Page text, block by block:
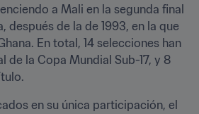
a Mali en la segunda final
después de la de 1993, en la que
En total, 14 selecciones han
de la Copa Mundial Sub-17, y 8
en su única participación, el